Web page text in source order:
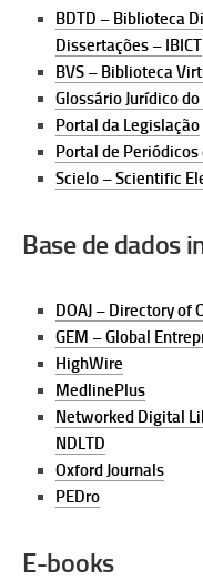
BDTD – Biblioteca
Dissertações – IBICT
BVS – Biblioteca
Glossário Jurídico
Portal da Legislação
Portal de Periódicos
Scielo – Scientific
Base de dados
DOAJ – Directory of
GEM – Global
HighWire
MedlinePlus
Networked Digital
NDLTD
Oxford Journals
PEDro
E-books